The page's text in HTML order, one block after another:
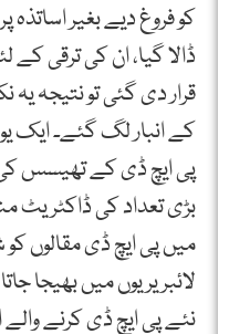
کو فروغ دیے بغیر اساتذہ
ڈالا گیا، ان کی ترقی
قرار دی گئی تو نتیجہ
کے انبار لگ گئے۔ ایک
پی ایچ ڈی کے تھیسس کی
بڑی تعداد کی ڈاکٹریٹ
میں پی ایچ ڈی مقالوں کو
لائبریریوں میں بھیجا
نئے پی ایچ ڈی کرنے